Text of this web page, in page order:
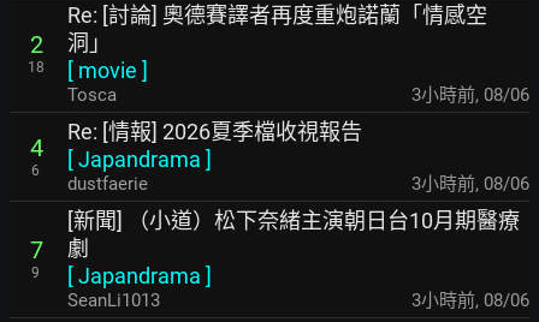
2
18
Re: [討論] 奧德賽譯者再度重炮諾蘭「情感空
洞」
[ movie ]
Tosca 3小時前, 08/06
4
6
Re: [情報] 2026夏季檔收視報告
[Japandrama ]
dustfaerie 3小時前, 08/06
7
9
[新聞] （小道）松下奈緒主演朝日台10月期醫療
劇
[Japandrama ]
SeanLi1013 3小時前, 08/06